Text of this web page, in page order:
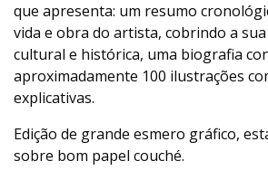
que apresenta: um resumo
vida e obra do artista, cobrindo a
cultural e histórica, uma biografia
aproximadamente 100 ilustrações
explicativas.
Edição de grande esmero gráfico,
sobre bom papel couché.